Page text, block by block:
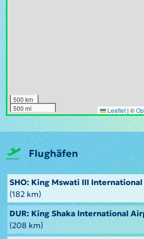
500 km
500 mi
Leaflet | ©
Flughäfen
SHO: King Mswati III
(182 km)
DUR: King Shaka International
(208 km)